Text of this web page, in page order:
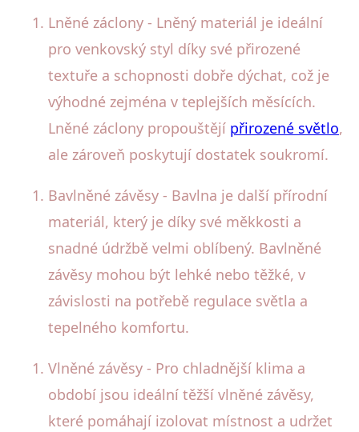
Lněné záclony - Lněný materiál je ideální
pro venkovský styl díky své přirozené
textuře a schopnosti dobře dýchat, což je
výhodné zejména v teplejších měsících.
Lněné záclony propouštějí přirozené světlo,
ale zároveň poskytují dostatek soukromí.
Bavlněné závěsy - Bavlna je další přírodní
materiál, který je díky své měkkosti a
snadné údržbě velmi oblíbený. Bavlněné
závěsy mohou být lehké nebo těžké, v
závislosti na potřebě regulace světla a
tepelného komfortu.
Vlněné závěsy - Pro chladnější klima a
období jsou ideální těžší vlněné závěsy,
které pomáhají izolovat místnost a udržet